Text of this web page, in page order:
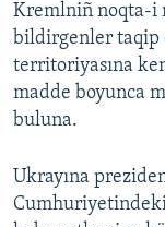
Kremlniñ noqta-i
bildirgenler taqip
territoriyasına
madde boyunca
buluna.
Ukrayına